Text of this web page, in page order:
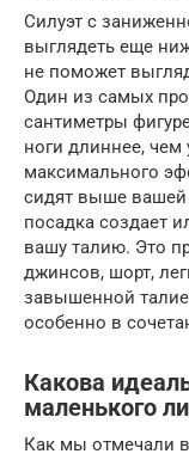
Силуэт с
выглядеть еще
не поможет
Один из самых
сантиметры
ноги длиннее, чем
максимального
сидят выше вашей
посадка создает
вашу талию. Это
джинсов, шорт,
завышенной
особенно в
Какова
маленького
Как мы отмечали